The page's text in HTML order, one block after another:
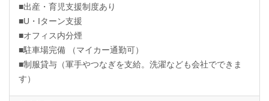
■出産・育児支援制度あり
■U・Iターン支援
■オフィス内分煙
■駐車場完備 （マイカー通勤可）
■制服貸与（軍手やつなぎを支給。洗濯なども会社でできま
す）